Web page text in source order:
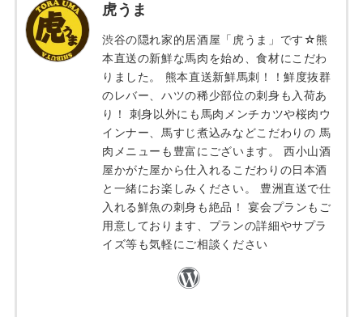
虎うま
渋谷の隠れ家的居酒屋「虎うま」です☆熊
本直送の新鮮な馬肉を始め、食材にこだわ
りました。 熊本直送新鮮馬刺！！鮮度抜群
のレバー、ハツの稀少部位の刺身も入荷あ
り！ 刺身以外にも馬肉メンチカツや桜肉ウ
インナー、馬すじ煮込みなどこだわりの 馬
肉メニューも豊富にございます。 西小山酒
屋かがた屋から仕入れるこだわりの日本酒
と一緒にお楽しみください。 豊洲直送で仕
入れる鮮魚の刺身も絶品！ 宴会プランもご
用意しております、プランの詳細やサプラ
イズ等も気軽にご相談ください